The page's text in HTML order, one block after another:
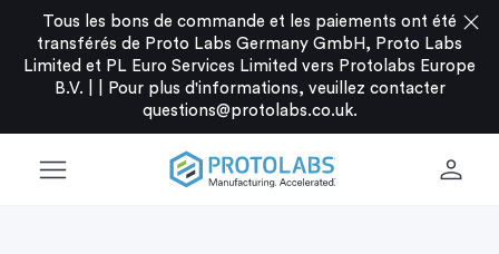
Tous les bons de commande et les paiements ont été
transférés de Proto Labs Germany GmbH, Proto Labs
Limited et PL Euro Services Limited vers Protolabs Europe
B.V. |
Pour plus d'informations, veuillez contacter
questions@protolabs.co.uk.
close
menu person